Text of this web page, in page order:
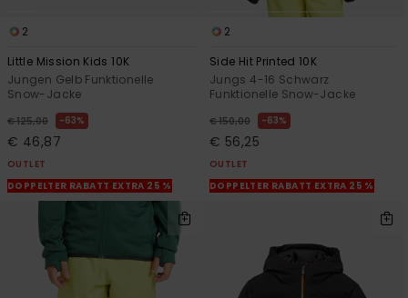
2
Little Mission Kids 10K
Jungen Gelb Funktionelle
Snow-Jacke
€ 125,00 63%
€ 46,87
OUTLET
DOPPELTER RABATT EXTRA 25 %
2
Side Hit Printed 10K
Jungs 4-16 Schwarz
Funktionelle Snow-Jacke
€ 150,00 63%
€ 56,25
OUTLET
DOPPELTER RABATT EXTRA 25 %